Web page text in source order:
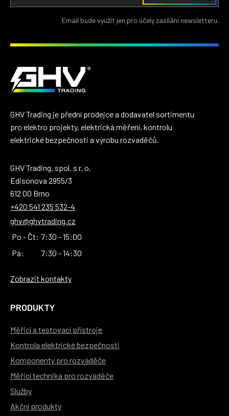
Email bude využit jen pro účely zasílání newsletteru.
GHV Trading je přední prodejce a dodavatel sortimentu
pro elektro projekty, elektrická měření, kontrolu
elektrické bezpečnosti a výrobu rozvaděčů.
GHV Trading, spol. s r. o.
Edisonova 2955/3
612 00 Brno
+420 541 235 532-4
ghv@ghvtrading.cz
Po - Čt: 7:30 - 15:00
Pá:
7:30 - 14:30
Zobrazit kontakty
PRODUKTY
Měřicí a testovací přístroje
Kontrola elektrické bezpečnosti
Komponenty pro rozváděče
Měřicí technika pro rozváděče
Služby
Akční produkty